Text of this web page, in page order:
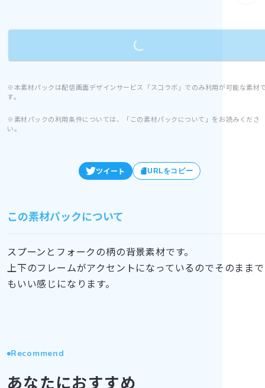
Loading...
※本素材パックは配信画面デザインサービス「スコラボ」でのみ利用が可能な素材
す。
※素材パックの利用条件については、「この素材パックについて」をお読みくださ
い。
ツイート URLをコピー
この素材パックについて
スプーンとフォークの柄の背景素材です。
上下のフレームがアクセントになっているのでそのままで
もいい感じになります。
Recommend
あなたにおすすめ